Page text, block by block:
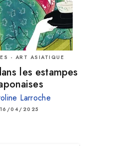
- ART ASIATIQUE
les estampes
Larroche
16/04/2025